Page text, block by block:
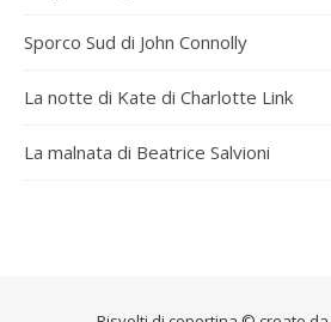
Sporco Sud di John Connolly
La notte di Kate di Charlotte Link
La malnata di Beatrice Salvioni